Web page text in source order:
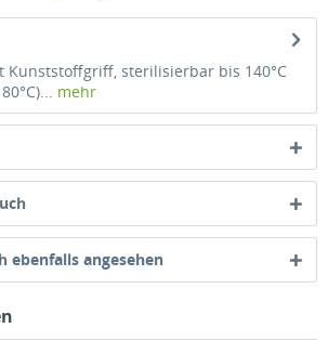
sterilisierbar bis 140°C
mehr
ebenfalls angesehen